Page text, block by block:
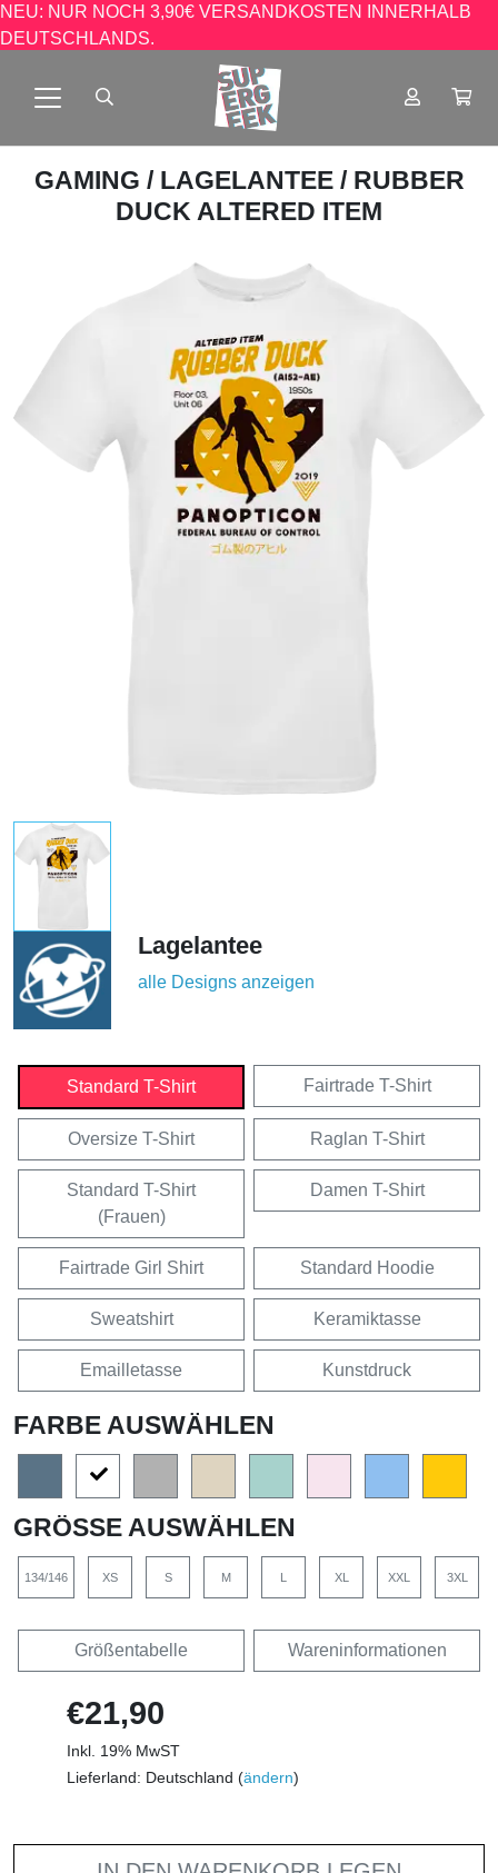
NEU: NUR NOCH 3,90€ VERSANDKOSTEN INNERHALB
DEUTSCHLANDS.
GAMING / LAGELANTEE / RUBBER
DUCK ALTERED ITEM
Lagelantee
alle Designs anzeigen
Standard T-Shirt Fairtrade T-Shirt
Oversize T-Shirt Raglan T-Shirt
Standard T-Shirt
(Frauen)
Damen T-Shirt
Fairtrade Girl Shirt Standard Hoodie
Sweatshirt Keramiktasse
Emailletasse Kunstdruck
FARBE AUSWÄHLEN
GRÖSSE AUSWÄHLEN
134/146 XS S M L XL XXL 3XL
Größentabelle Wareninformationen
€21,90
Inkl. 19% MwST
Lieferland: Deutschland (ändern)